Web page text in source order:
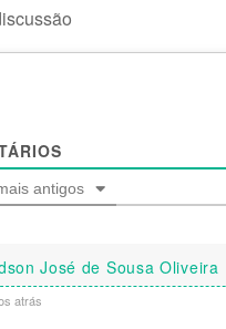
antigos
José de Sousa Oliveira
atrás